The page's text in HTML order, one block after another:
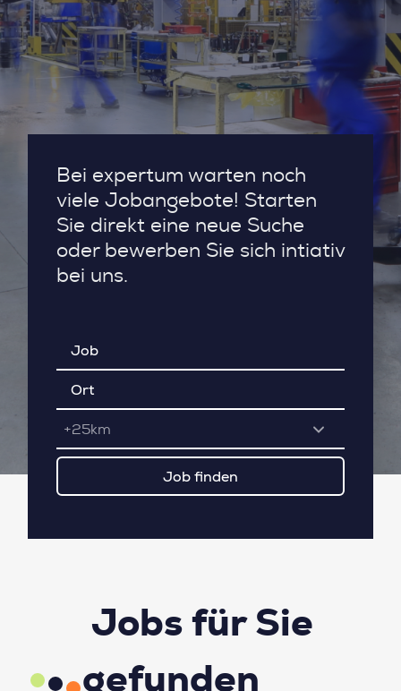
Bei expertum warten noch
viele Jobangebote! Starten
Sie direkt eine neue Suche
oder bewerben Sie sich intiativ
bei uns.
+25km